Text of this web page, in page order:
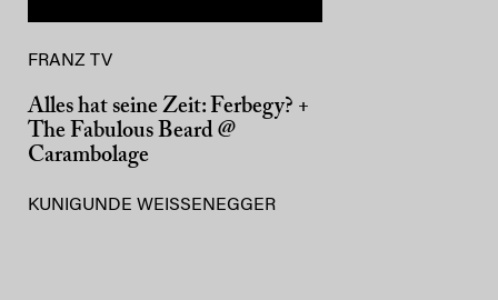
FRANZ TV
Alles hat seine Zeit: Ferbegy? +
The Fabulous Beard @
Carambolage
KUNIGUNDE WEISSENEGGER